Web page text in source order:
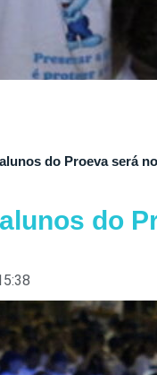
do Proeva será
do